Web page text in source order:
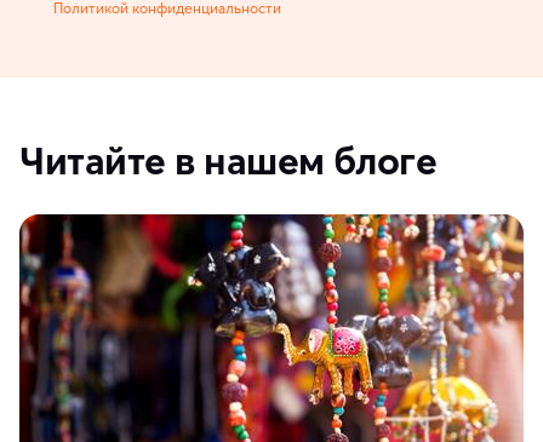
Политикой конфиденциальности
Читайте в нашем блоге